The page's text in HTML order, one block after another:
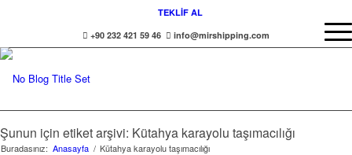
TEKLİF AL
+90 232 421 59 46
info@mirshipping.com
Şunun için etiket arşivi: Kütahya karayolu taşımacılığı
Buradasınız: Anasayfa / Kütahya karayolu taşımacılığı